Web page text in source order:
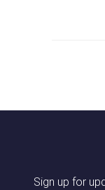
Sign up for